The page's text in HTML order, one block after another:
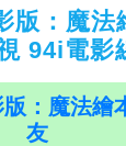
版：魔法
94i電影
：魔法繪
友